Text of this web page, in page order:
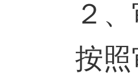
２、
按照